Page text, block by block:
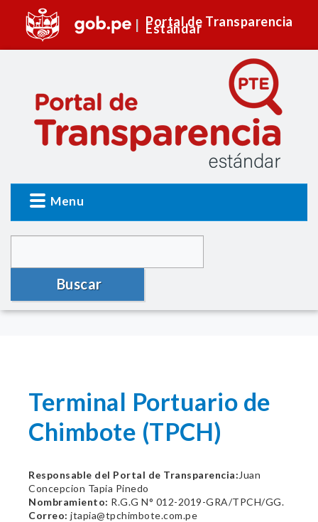
Portal de Transparencia
Estándar
Menu
Buscar
Terminal Portuario de
Chimbote (TPCH)
Responsable del Portal de Transparencia: Juan
Concepcion Tapia Pinedo
Nombramiento: R.G.G N° 012-2019-GRA/TPCH/GG.
Correo: jtapia@tpchimbote.com.pe